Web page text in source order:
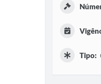
Tipo: